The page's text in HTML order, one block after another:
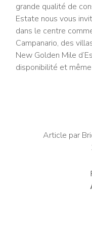
grande qualité de
Estate nous vous
dans le centre
Campanario, des
New Golden Mile
disponibilité et
Article par